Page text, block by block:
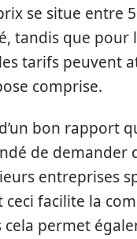
se situe entre
tandis que pour
tarifs peuvent
comprise.
bon rapport
de demander
entreprises
ceci facilite la
cela permet